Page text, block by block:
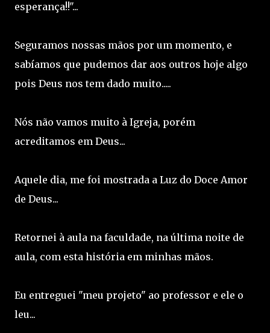
esperança!!"...
Seguramos nossas mãos por um momento, e
sabíamos que pudemos dar aos outros hoje algo
pois Deus nos tem dado muito.....
Nós não vamos muito à Igreja, porém
acreditamos em Deus...
Aquele dia, me foi mostrada a Luz do Doce Amor
de Deus...
Retornei à aula na faculdade, na última noite de
aula, com esta história em minhas mãos.
Eu entreguei "meu projeto" ao professor e ele o
leu...